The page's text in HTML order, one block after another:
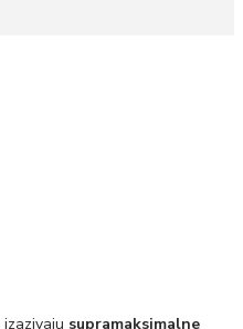
izazivaju supramaksimalne